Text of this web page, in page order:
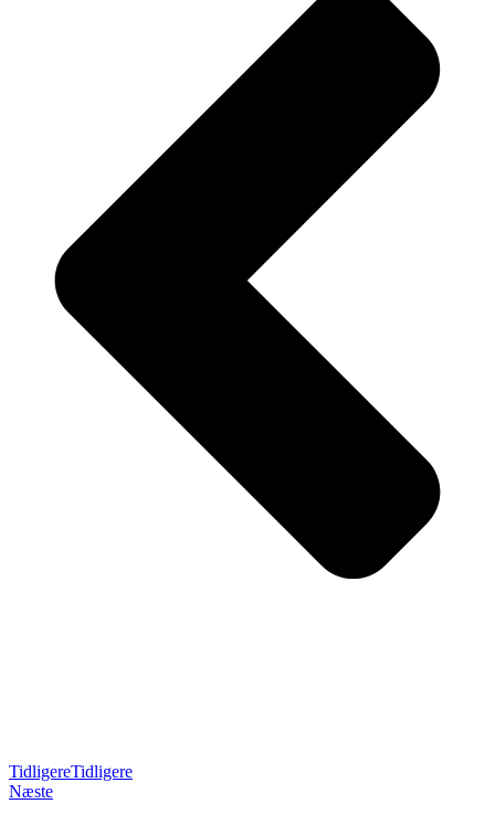
TidligereTidligere
Næste